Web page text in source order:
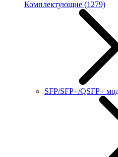
Комплектующие (1279)
SFP/SFP+/QSFP+